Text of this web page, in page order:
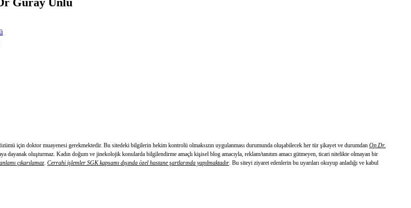
için doktor muayenesi gerekmektedir. Bu sitedeki bilgilerin hekim kontrolü olmaksızın uygulanması durumunda oluşabilecek her tür şikayet ve durumdan Op.Dr.
dayanak oluşturmaz. Kadın doğum ve jinekolojik konularda bilgilendirme amaçlı kişisel blog amacıyla, reklam/tanıtım amacı gütmeyen, ticari nitelikte olmayan bir
çıkarılamaz Cerrahi işlemler SGK kapsamı dışında özel hastane şartlarında yapılmaktadır . Bu siteyi ziyaret edenlerin bu uyarıları okuyup anladığı ve kabul